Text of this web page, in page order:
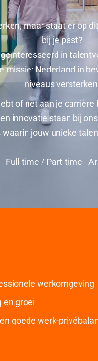
maar staat er op
bij je past?
in
missie: Nederland in
niveaus
of net aan je
innovatie staan bij
waarin jouw unieke
Full-time / Part-time ·
werkomgeving
en groei
goede werk-